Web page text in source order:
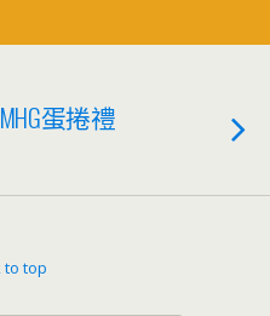
蛋捲禮
to top